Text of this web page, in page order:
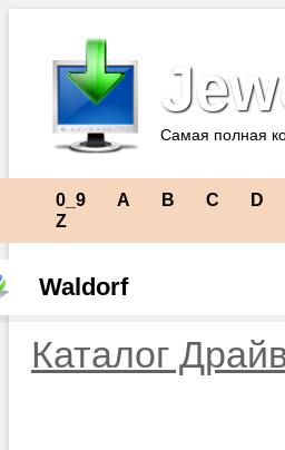
Самая полная
0_9 A B C D
Z
Waldorf
Каталог